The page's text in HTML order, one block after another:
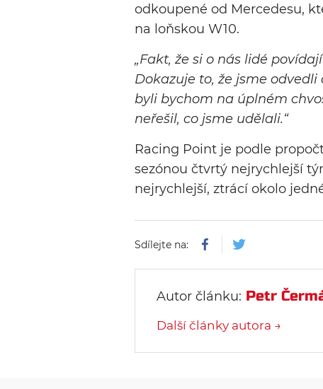
odkoupené od Mercedesu,
na loňskou W10.
„Fakt, že si o nás lidé
Dokazuje to, že jsme
byli bychom na úplném
neřešil, co jsme udělali.“
Racing Point je podle
sezónou čtvrtý nejrychlejší
nejrychlejší, ztrácí okolo
Sdílejte na:
Autor článku: Petr
Další články autora →